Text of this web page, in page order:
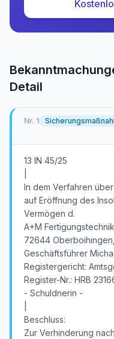
Detail
Nr. 1
13 IN 45/25
In dem Verfahren
auf Eröffnung des
Vermögen d.
A+M
72644
Geschäftsführer
Registergericht:
Register-Nr.: HRB
- Schuldnerin -
Beschluss:
Zur Verhinderung